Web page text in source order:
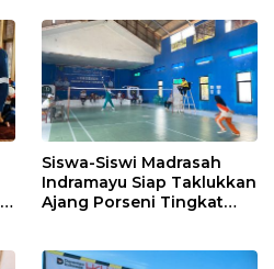
Siswa-Siswi Madrasah
Indramayu Siap Taklukkan
Ajang Porseni Tingkat